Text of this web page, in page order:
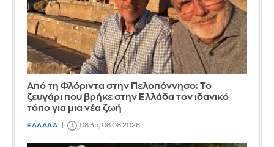
Από τη Φλόριντα στην Πελοπόννησο: Το
ζευγάρι που βρήκε στην Ελλάδα τον ιδανικό
τόπο για μια νέα ζωή
ΕΛΛΑΔΑ 08:35, 06.08.2026